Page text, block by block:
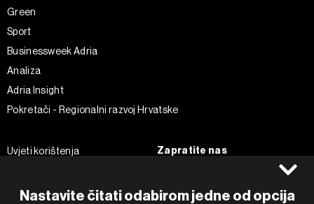
Nastavite čitati odabirom jedne od opcija
Green
Sport
Businessweek Adria
Analiza
Adria Insight
Pokretači - Regionalni razvoj Hrvatske
Uvjeti korištenja
Politika kolačića
Zapratite nas
Instagram